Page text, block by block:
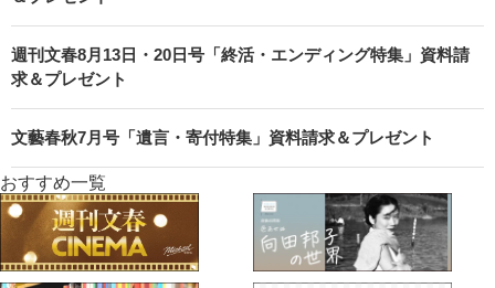
週刊文春8月13日・20日号「終活・エンディング特集」資料請
求＆プレゼント
文藝春秋7月号「遺言・寄付特集」資料請求＆プレゼント
おすすめ一覧